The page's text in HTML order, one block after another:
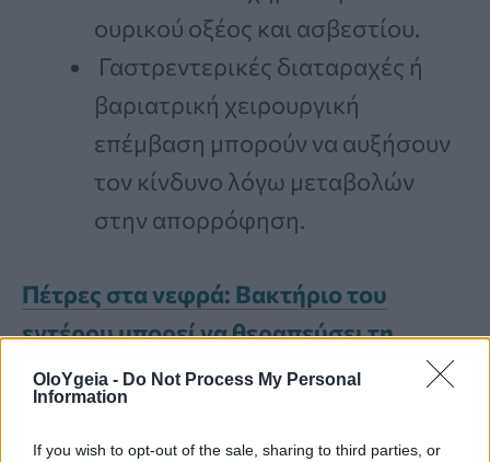
OloYgeia - Do Not Process My Personal
Information
If you wish to opt-out of the sale, sharing to third parties, or
ουρικού οξέος και ασβεστίου.
Γαστρεντερικές διαταραχές ή
βαριατρική χειρουργική
επέμβαση μπορούν να αυξήσουν
τον κίνδυνο λόγω μεταβολών
στην απορρόφηση.
Πέτρες στα νεφρά: Βακτήριο του
εντέρου μπορεί να θεραπεύσει τη
νεφρολιθίαση, σύμφωνα με
πρωτοποριακή μελέτη